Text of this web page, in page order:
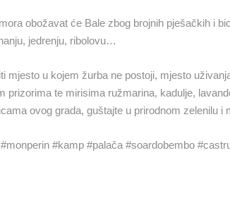
obožavat će Bale zbog brojnih pješačkih i
jedrenju, ribolovu…
mjesto u kojem žurba ne postoji, mjesto
prizorima te mirisima ružmarina, kadulje,
ovog grada, guštajte u prirodnom zelenilu i
#kamp #palača #soardobembo